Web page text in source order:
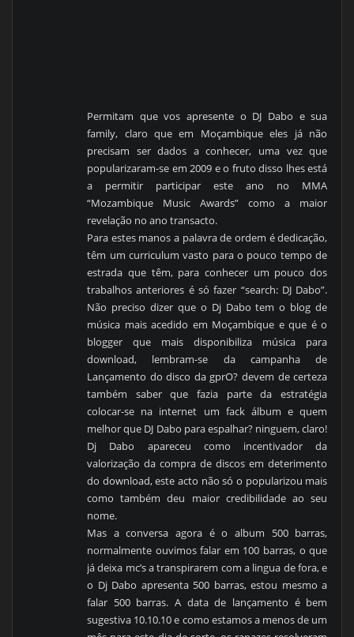
Permitam que vos apresente o DJ Dabo e sua
family, claro que em Moçambique eles já não
precisam ser dados a conhecer, uma vez que
popularizaram-se em 2009 e o fruto disso lhes está
a permitir participar este ano no MMA
“Mozambique Music Awards” como a maior
revelação no ano transacto.
Para estes manos a palavra de ordem é dedicação,
têm um curriculum vasto para o pouco tempo de
estrada que têm, para conhecer um pouco dos
trabalhos anteriores é só fazer “search: DJ Dabo”.
Não preciso dizer que o Dj Dabo tem o blog de
música mais acedido em Moçambique e que é o
blogger que mais disponibiliza música para
download, lembram-se da campanha de
Lançamento do disco da gprO? devem de certeza
também saber que fazia parte da estratégia
colocar-se na internet um fack álbum e quem
melhor que DJ Dabo para espalhar? ninguem, claro!
Dj Dabo apareceu como incentivador da
valorização da compra de discos em deterimento
do download, este acto não só o popularizou mais
como também deu maior credibilidade ao seu
nome.
Mas a conversa agora é o album 500 barras,
normalmente ouvimos falar em 100 barras, o que
já deixa mc’s a transpirarem com a lingua de fora, e
o Dj Dabo apresenta 500 barras, estou mesmo a
falar 500 barras. A data de lançamento é bem
sugestiva 10.10.10 e como estamos a menos de um